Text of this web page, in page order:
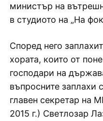
министър на
в студиото на „На
Според него
хората, които от
господари на
въпросните заплахи
главен секретар на
2015 г.) Светлозар